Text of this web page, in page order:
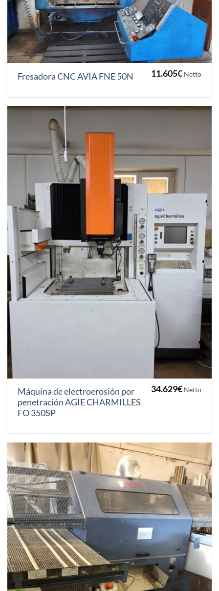
Fresadora CNC AVIA FNE 50N 11.605€ Netto
Máquina de electroerosión por
penetración AGIE CHARMILLES
FO 350SP
34.629€ Netto